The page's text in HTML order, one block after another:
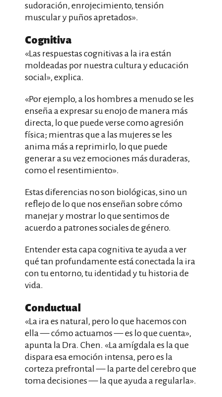
sudoración, enrojecimiento, tensión
muscular y puños apretados».
Cognitiva
«Las respuestas cognitivas a la ira están
moldeadas por nuestra cultura y educación
social», explica.
«Por ejemplo, a los hombres a menudo se les
enseña a expresar su enojo de manera más
directa, lo que puede verse como agresión
física; mientras que a las mujeres se les
anima más a reprimirlo, lo que puede
generar a su vez emociones más duraderas,
como el resentimiento».
Estas diferencias no son biológicas, sino un
reflejo de lo que nos enseñan sobre cómo
manejar y mostrar lo que sentimos de
acuerdo a patrones sociales de género.
Entender esta capa cognitiva te ayuda a ver
qué tan profundamente está conectada la ira
con tu entorno, tu identidad y tu historia de
vida.
Conductual
«La ira es natural, pero lo que hacemos con
ella — cómo actuamos — es lo que cuenta»,
apunta la Dra. Chen. «La amígdala es la que
dispara esa emoción intensa, pero es la
corteza prefrontal — la parte del cerebro que
toma decisiones — la que ayuda a regularla».